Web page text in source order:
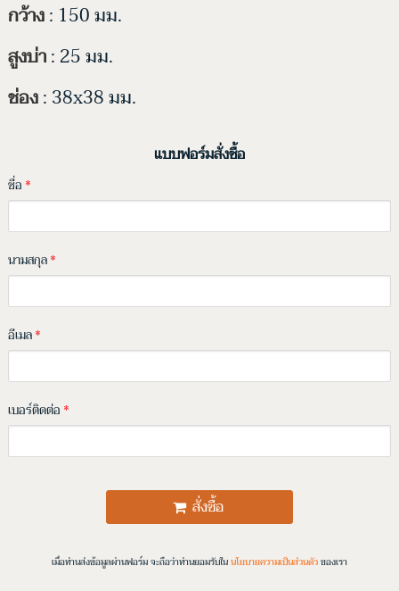
กว้าง: 150 มม.
สูงบ่า: 25 มม.
ช่อง: 38x38 มม.
แบบฟอร์มสั่งซื้อ
ชื่อ *
นามสกุล*
อีเมล*
เบอร์ติดต่อ *
สั่งซื้อ
เมื่อท่านส่งข้อมูลผ่านฟอร์ม จะถือว่าท่านยอมรับในนโยบายความเป็นส่วนตัวของเรา